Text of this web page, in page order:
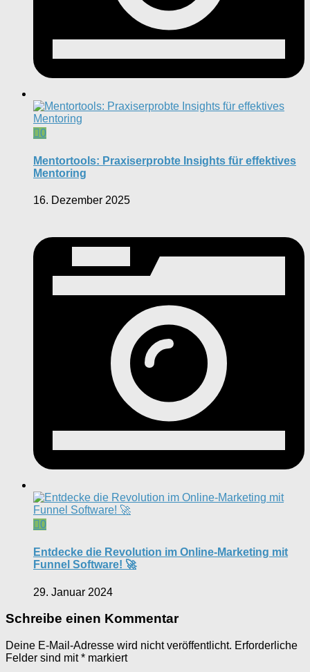
0
Mentortools: Praxiserprobte Insights für effektives
Mentoring
16. Dezember 2025
0
Entdecke die Revolution im Online-Marketing mit
Funnel Software! 🚀
29. Januar 2024
Schreibe einen Kommentar
Deine E-Mail-Adresse wird nicht veröffentlicht. Erforderliche
Felder sind mit* markiert